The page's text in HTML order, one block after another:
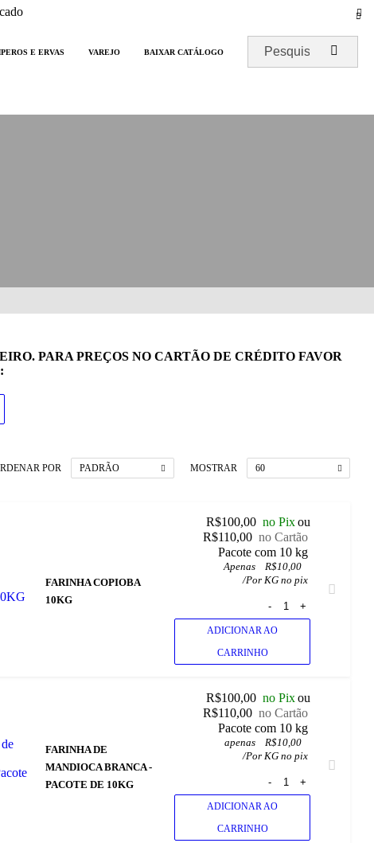
E ERVAS VAREJO BAIXAR CATÁLOGO
PARA PREÇOS NO CARTÃO DE CRÉDITO FAVOR
POR PADRÃO MOSTRAR 60
FARINHA COPIOBA
10KG
R$100,00 no Pixou
R$110,00 no Cartão
Pacote com 10 kg
Apenas R$10,00
/Por KG no pix
ADICIONAR AO
CARRINHO
FARINHA DE
MANDIOCA BRANCA -
PACOTE DE 10KG
R$100,00 no Pixou
R$110,00 no Cartão
Pacote com 10 kg
apenas R$10,00
/Por KG no pix
ADICIONAR AO
CARRINHO